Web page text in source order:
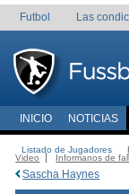
Futbol Las
INICIO NOTICIAS
Listado de Jugadores
Video
Informanos de
Sascha Haynes